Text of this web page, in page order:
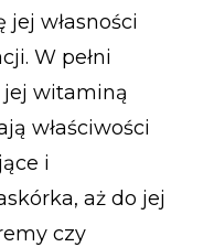
własności
W pełni
jej witaminą
właściwości
i
aż do jej
czy